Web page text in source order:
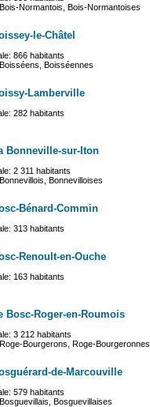
Normantois, Bois-Normantoises
le-Châtel
866 habitants
Boisséennes
Lamberville
282 habitants
Bonneville-sur-Iton
2 311 habitants
Bonnevilloises
Bénard-Commin
313 habitants
Renoult-en-Ouche
163 habitants
Bosc-Roger-en-Roumois
3 212 habitants
Bourgerons, Roge-Bourgeronnes
de-Marcouville
579 habitants
Bosguevillaises